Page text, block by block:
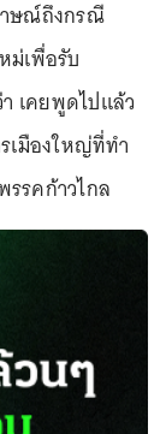
าษณ์ถึงกรณี
ม่เพื่อรับ
เคยพูดไปแล้ว
เมืองใหญ่ที่ทำ
รคก้าวไกล